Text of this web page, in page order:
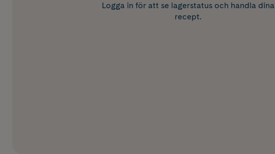
Logga in för att se lagerstatus och handla dina
recept.